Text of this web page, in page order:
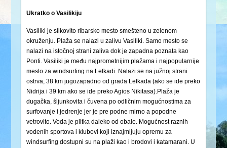
Ukratko o Vasilikiju
Vasiliki je slikovito ribarsko mesto smešteno u zelenom
okruženju. Plaža se nalazi u zalivu Vasiliki. Samo mesto se
nalazi na istočnoj strani zaliva dok je zapadna poznata kao
Ponti. Vasiliki je među najprometnijim plažama i najpopularnije
mesto za windsurfing na Lefkadi. Nalazi se na južnoj strani
ostrva, 38 km jugozapadno od grada Lefkada (ako se ide preko
Nidrija i 39 km ako se ide preko Agios Nikitasa).Plaža je
dugačka, šljunkovita i čuvena po odličnim mogućnostima za
surfovanje i jedrenje jer je pre podne mirno a popodne
vetrovito. Voda je plitka daleko od obale. Mogućnost raznih
vodenih sportova i klubovi koji iznajmljuju opremu za
windsurfing dostupni su na plaži kao i brodovi i katamarani. U